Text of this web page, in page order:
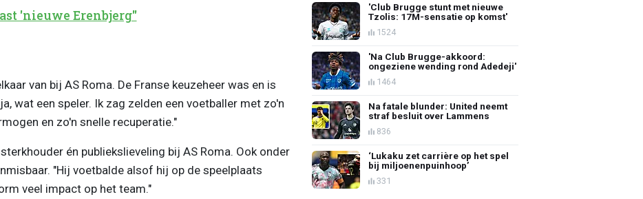
'nieuwe Erenbjerg''
van bij AS Roma. De Franse keuzeheer was en is
wat een speler. Ik zag zelden een voetballer met zo'n
en zo'n snelle recuperatie."
én publiekslieveling bij AS Roma. Ook onder
"Hij voetbalde alsof hij op de speelplaats
veel impact op het team."
'Club Brugge stunt met nieuwe
Tzolis: 17M-sensatie op komst'
1524
'Na Club Brugge-akkoord:
ongeziene wending rond Adedeji'
1464
Na fatale blunder: United neemt
straf besluit over Lammens
836
‘Lukaku zet carrière op het spel
bij miljoenenpuinhoop’
331